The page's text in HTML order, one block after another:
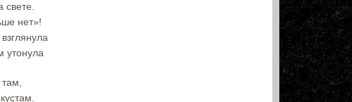
нет»!
утонула